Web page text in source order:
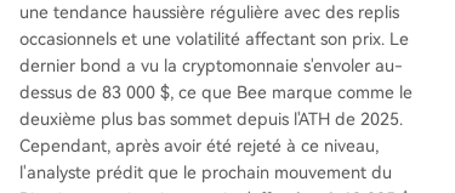
une tendance haussière régulière avec des replis
occasionnels et une volatilité affectant son prix. Le
dernier bond a vu la cryptomonnaie s'envoler au-
dessus de 83 000 $, ce que Bee marque comme le
deuxième plus bas sommet depuis l'ATH de 2025.
Cependant, après avoir été rejeté à ce niveau,
l'analyste prédit que le prochain mouvement du